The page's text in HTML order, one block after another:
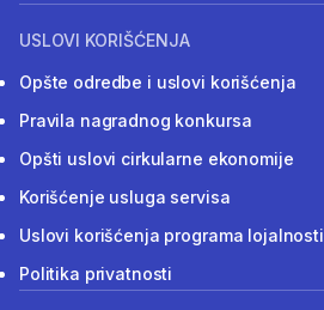
USLOVI KORIŠĆENJA
Opšte odredbe i uslovi korišćenja
Pravila nagradnog konkursa
Opšti uslovi cirkularne ekonomije
Korišćenje usluga servisa
Uslovi korišćenja programa lojalnosti
Politika privatnosti